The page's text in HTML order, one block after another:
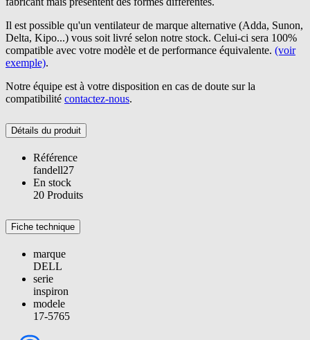
Il est possible qu'un ventilateur de marque alternative (Adda, Sunon,
Delta, Kipo...) vous soit livré selon notre stock. Celui-ci sera 100%
compatible avec votre modèle et de performance équivalente. (voir
exemple).
Notre équipe est à votre disposition en cas de doute sur la
compatibilité contactez-nous.
Détails du produit
Référence
fandell27
En stock
20 Produits
Fiche technique
marque
DELL
serie
inspiron
modele
17-5765